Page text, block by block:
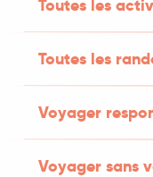
Toutes les
Toutes les
Voyager
Voyager sans
dans le Lot.
INSOLITES